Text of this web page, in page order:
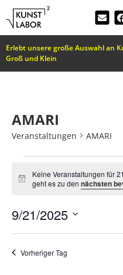
Erlebt unsere große Auswahl an
Groß und Klein
AMARI
Veranstaltungen AMARI
Hinweis
Keine Veranstaltungen für
geht es zu dennächsten
9/21/2025
wählen.
Vorheriger Tag